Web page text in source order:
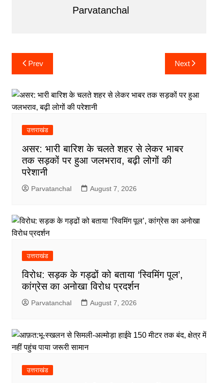
Parvatanchal
Post
navigation
Prev Next
उत्तराखंड
असर: भारी बारिश के चलते शहर से लेकर भाबर
तक सड़कों पर हुआ जलभराव, बढ़ी लोगों की
परेशानी
Parvatanchal August 7, 2026
उत्तराखंड
विरोध: सड़क के गड्ढों को बताया ‘स्विमिंग पूल’,
कांग्रेस का अनोखा विरोध प्रदर्शन
Parvatanchal August 7, 2026
उत्तराखंड